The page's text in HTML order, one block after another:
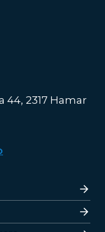
44, 2317 Hamar